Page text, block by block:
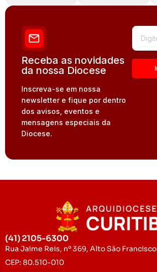
Receba as novidades
da nossa Diocese
Inscreva-se em nossa
newsletter e fique por dentro
dos avisos, eventos e
mensagens especiais da
Diocese.
(41) 2105-6300
Rua Jaime Reis, nº 369, Alto São Francisco
CEP: 80.510-010